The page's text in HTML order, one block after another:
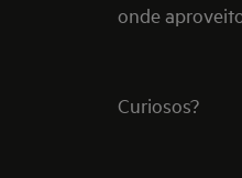
onde
Curiosos?